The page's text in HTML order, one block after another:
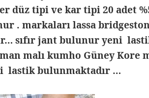
düz tipi ve kar tipi 20 adet
. markaları lassa
sıfır jant bulunur yeni
malı kumho Güney Kore
lastik bulunmaktadır …